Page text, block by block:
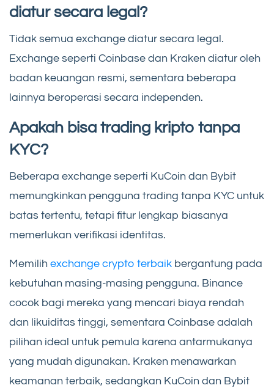
diatur secara legal?
Tidak semua exchange diatur secara legal.
Exchange seperti Coinbase dan Kraken diatur oleh
badan keuangan resmi, sementara beberapa
lainnya beroperasi secara independen.
Apakah bisa trading kripto tanpa
KYC?
Beberapa exchange seperti KuCoin dan Bybit
memungkinkan pengguna trading tanpa KYC untuk
batas tertentu, tetapi fitur lengkap biasanya
memerlukan verifikasi identitas.
Memilih exchange crypto terbaik bergantung pada
kebutuhan masing-masing pengguna. Binance
cocok bagi mereka yang mencari biaya rendah
dan likuiditas tinggi, sementara Coinbase adalah
pilihan ideal untuk pemula karena antarmukanya
yang mudah digunakan. Kraken menawarkan
keamanan terbaik, sedangkan KuCoin dan Bybit